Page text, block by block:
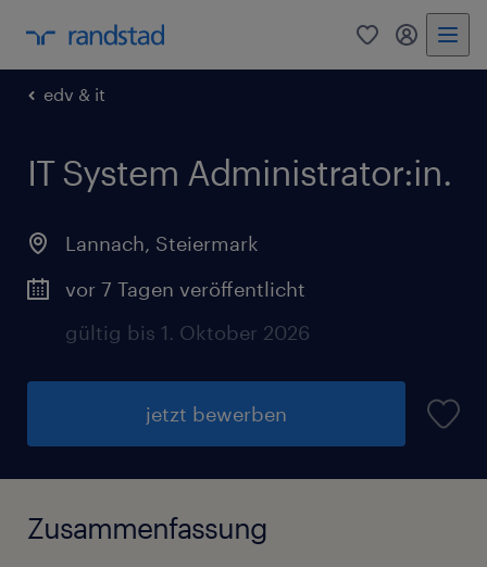
0 Mein
edv & it
IT System Administrator:in.
Lannach, Steiermark
vor 7 Tagen veröffentlicht
gültig bis 1. Oktober 2026
jetzt bewerben
Zusammenfassung